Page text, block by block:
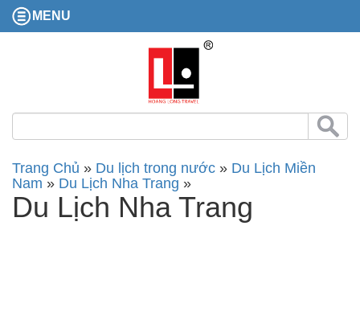
MENU
Trang Chủ » Du lịch trong nước » Du Lịch Miền
Nam » Du Lịch Nha Trang »
Du Lịch Nha Trang